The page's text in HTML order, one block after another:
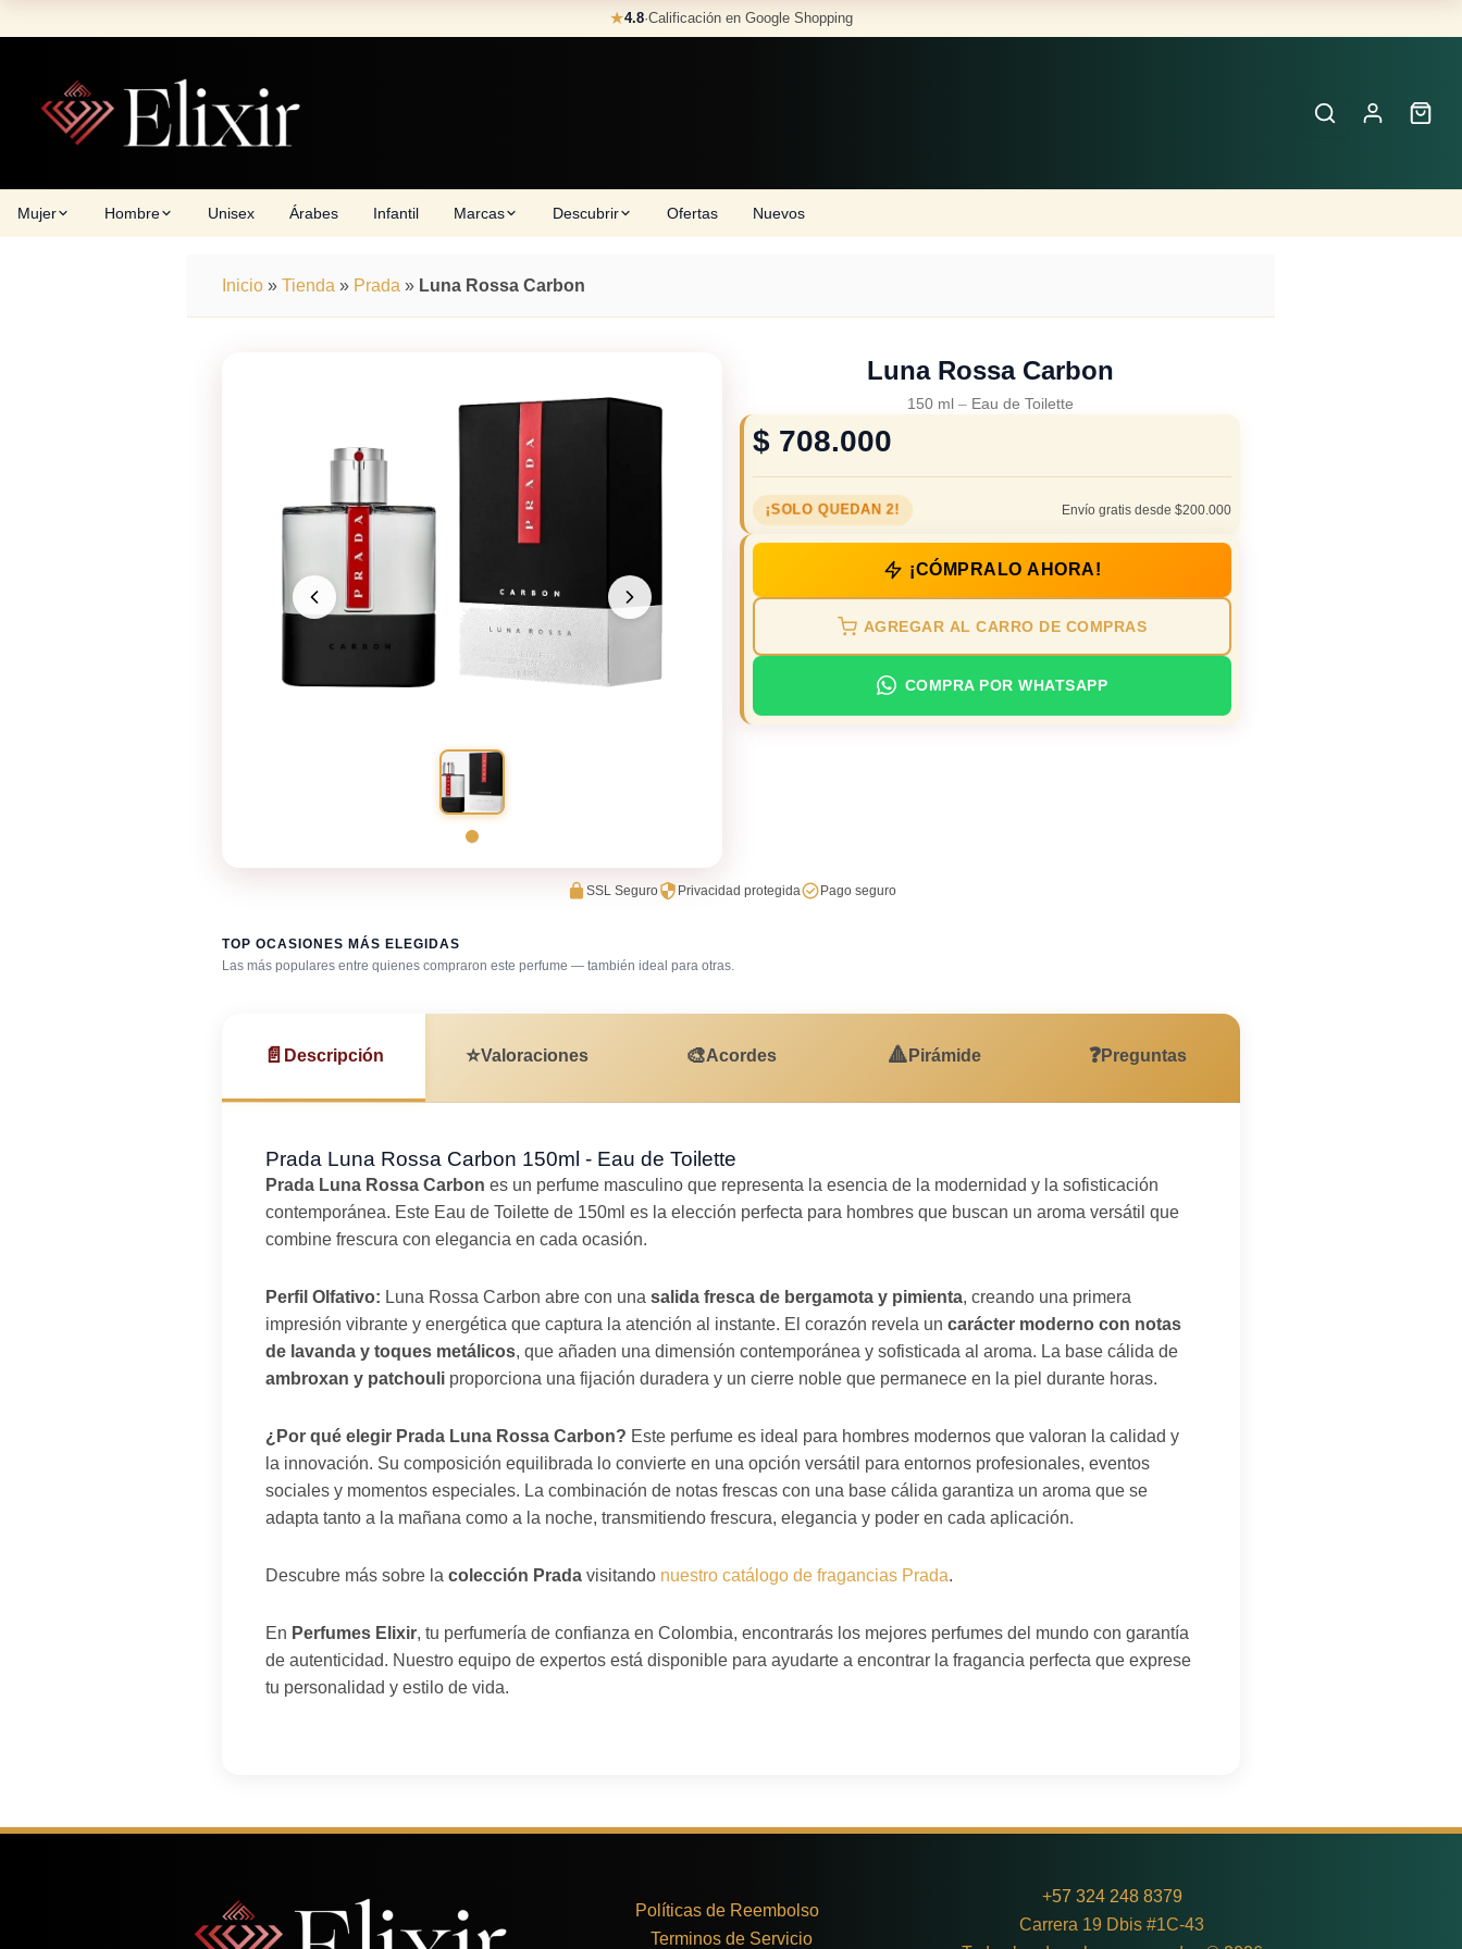
to
★4.8·Calificación en Google Shopping
Mujer Hombre Unisex Árabes Infantil Marcas Descubrir Ofertas Nuevos
Inicio » Tienda » Prada » Luna Rossa Carbon
Luna Rossa Carbon
150 ml – Eau de Toilette
$ 708.000
¡SOLO QUEDAN 2! Envío gratis desde $200.000
¡CÓMPRALO AHORA!
AGREGAR AL CARRO DE COMPRAS
COMPRA POR WHATSAPP
SSL Seguro Privacidad protegida Pago seguro
TOP OCASIONES MÁS ELEGIDAS
Las más populares entre quienes compraron este perfume — también ideal para otras.
Fragancia de firma Primera cita
📄 Descripción ⭐Valoraciones 🎨Acordes 🔺 Pirámide ❓Preguntas
Prada Luna Rossa Carbon 150ml - Eau de Toilette
Prada Luna Rossa Carbon es un perfume masculino que representa la esencia de la modernidad y la sofisticación
contemporánea. Este Eau de Toilette de 150ml es la elección perfecta para hombres que buscan un aroma versátil que
combine frescura con elegancia en cada ocasión.
Perfil Olfativo: Luna Rossa Carbon abre con una salida fresca de bergamota y pimienta, creando una primera
impresión vibrante y energética que captura la atención al instante. El corazón revela un carácter moderno con notas
de lavanda y toques metálicos, que añaden una dimensión contemporánea y sofisticada al aroma. La base cálida de
ambroxan y patchouli proporciona una fijación duradera y un cierre noble que permanece en la piel durante horas.
¿Por qué elegir Prada Luna Rossa Carbon? Este perfume es ideal para hombres modernos que valoran la calidad y
la innovación. Su composición equilibrada lo convierte en una opción versátil para entornos profesionales, eventos
sociales y momentos especiales. La combinación de notas frescas con una base cálida garantiza un aroma que se
adapta tanto a la mañana como a la noche, transmitiendo frescura, elegancia y poder en cada aplicación.
Descubre más sobre la colección Prada visitando nuestro catálogo de fragancias Prada.
En Perfumes Elixir, tu perfumería de confianza en Colombia, encontrarás los mejores perfumes del mundo con garantía
de autenticidad. Nuestro equipo de expertos está disponible para ayudarte a encontrar la fragancia perfecta que exprese
tu personalidad y estilo de vida.
Políticas de Reembolso
Terminos de Servicio
+57 324 248 8379
Carrera 19 Dbis #1C-43